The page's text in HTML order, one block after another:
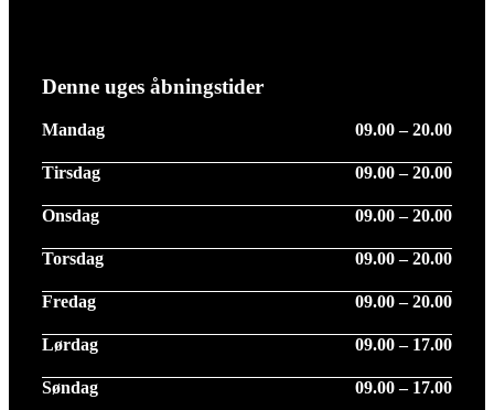
Denne uges åbningstider
Mandag 09.00 – 20.00
Tirsdag 09.00 – 20.00
Onsdag 09.00 – 20.00
Torsdag 09.00 – 20.00
Fredag 09.00 – 20.00
Lørdag 09.00 – 17.00
Søndag 09.00 – 17.00